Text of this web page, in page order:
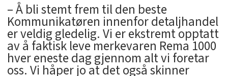
– Å bli stemt frem til den beste
Kommunikatøren innenfor detaljhandel
er veldig gledelig. Vi er ekstremt opptatt
av å faktisk leve merkevaren Rema 1000
hver eneste dag gjennom alt vi foretar
oss. Vi håper jo at det også skinner